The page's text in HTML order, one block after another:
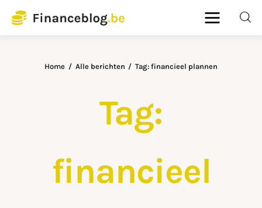
Tag:
financieel
Home Alle berichten Tag: financieel plannen
Budgetbeheer
Lenen en kredieten
Pensioenplanning